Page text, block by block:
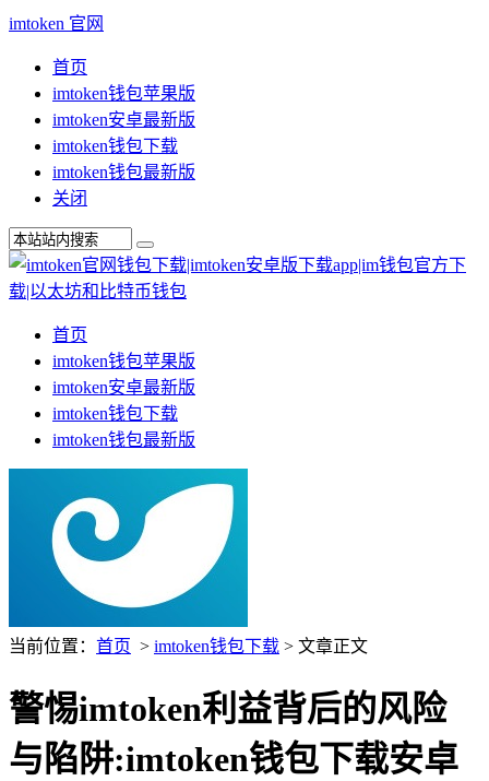
imtoken 官网
首页
imtoken钱包苹果版
imtoken安卓最新版
imtoken钱包下载
imtoken钱包最新版
关闭
首页
imtoken钱包苹果版
imtoken安卓最新版
imtoken钱包下载
imtoken钱包最新版
当前位置： 首页 > imtoken钱包下载 > 文章正文
警惕imtoken利益背后的风险
与陷阱:imtoken钱包下载安卓